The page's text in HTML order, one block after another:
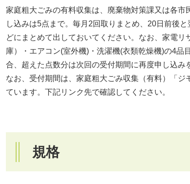
家庭粗大ごみの有料収集は、廃棄物対策課又は各市
し込みは5点まで。毎月2回取りまとめ、20日前後
どにまとめて出しておいてください。なお、家電
庫）・エアコン(室外機)・洗濯機(衣類乾燥機)の4
合、超えた点数分は次回の受付期間に再度申し込み
なお、受付期間は、家庭粗大ごみ収集（有料）「
ています。下記リンク先で確認してください。
規格